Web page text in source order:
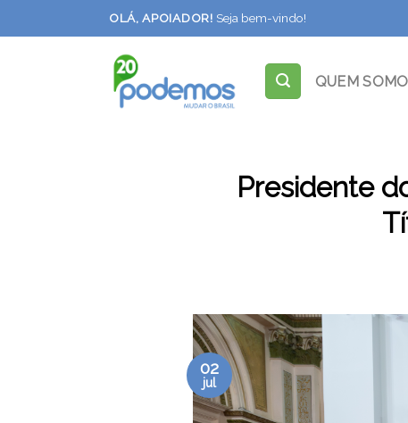
to
OLÁ, APOIADOR! Seja bem-vindo!
QUEM
Presidente
02
jul